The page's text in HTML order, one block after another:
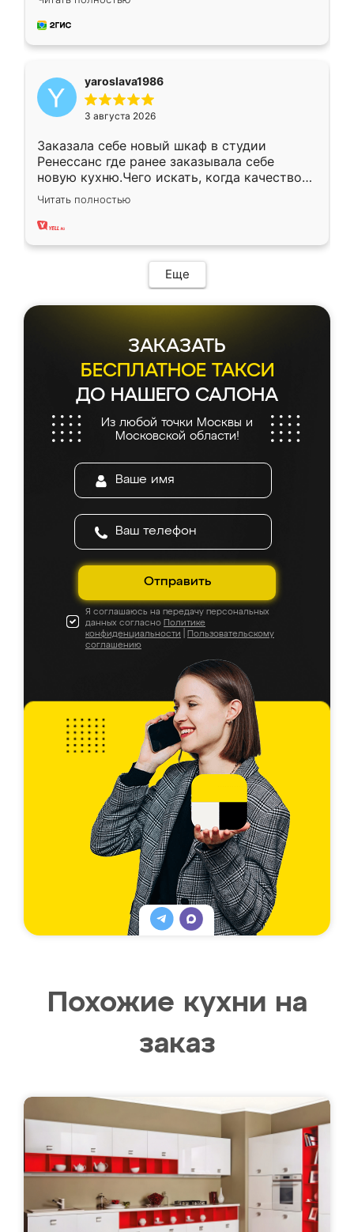
довольны работой. Спасибо Ренессанс
мебель за качественную работу!
yaroslava1986
3 августа 2026
Заказала себе новый шкаф в студии
Ренессанс где ранее заказывала себе
новую кухню.Чего искать, когда качеством
вполне довольна. Служит кухня уже почти
два года, нареканий нет.
Читать полностью
Еще
ЗАКАЗАТЬ
БЕСПЛАТНОЕ ТАКСИ
ДО НАШЕГО САЛОНА
Из любой точки Москвы и
Московской области!
Отправить
Я соглашаюсь на передачу персональных
данных согласно Политике
конфиденциальности
Пользовательскому
соглашению
Похожие кухни на
заказ